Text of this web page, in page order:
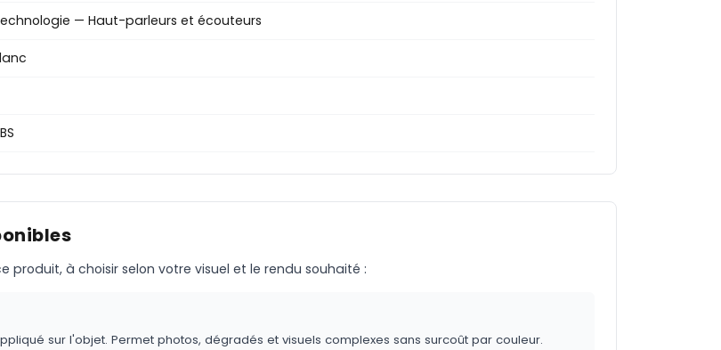
— Haut-parleurs et écouteurs
à choisir selon votre visuel et le rendu souhaité :
sur l'objet. Permet photos, dégradés et visuels complexes sans surcoût par couleur.